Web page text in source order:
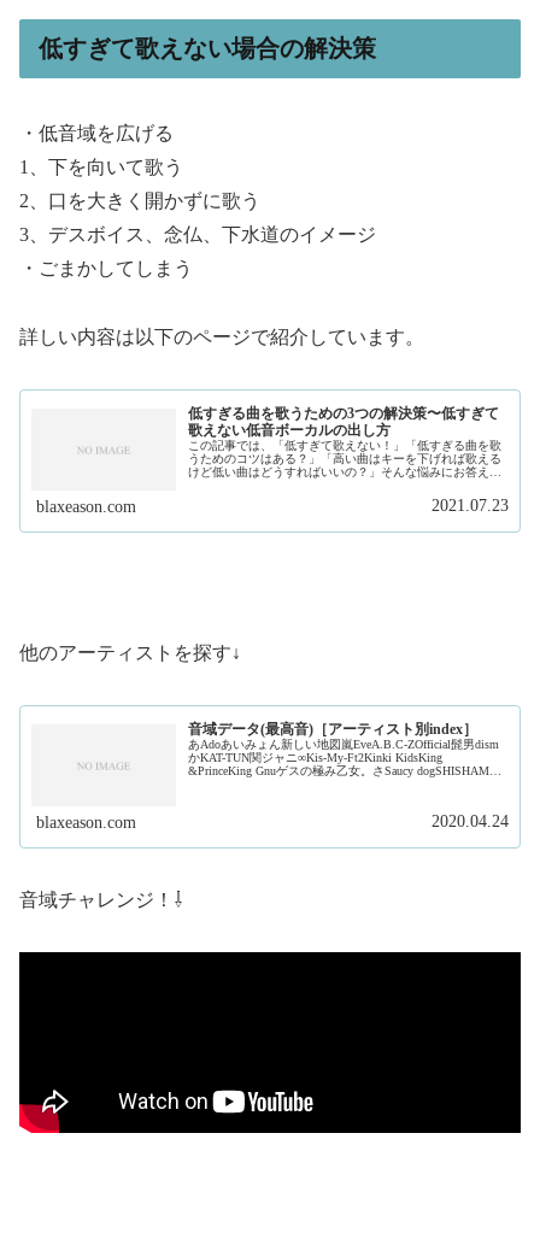
低すぎて歌えない場合の解決策
・低音域を広げる
1、下を向いて歌う
2、口を大きく開かずに歌う
3、デスボイス、念仏、下水道のイメージ
・ごまかしてしまう
詳しい内容は以下のページで紹介しています。
低すぎる曲を歌うための3つの解決策〜低すぎて
歌えない低音ボーカルの出し方
この記事では、「低すぎて歌えない！」「低すぎる曲を歌
うためのコツはある？」「高い曲はキーを下げれば歌える
けど低い曲はどうすればいいの？」そんな悩みにお答えし
blaxeason.com 2021.07.23
他のアーティストを探す↓
音域データ(最高音)［アーティスト別index］
あAdoあいみょん新しい地図嵐EveA.B.C-ZOfficial髭男dism
かKAT-TUN関ジャニ∞Kis-My-Ft2Kinki KidsKing
&PrinceKing Gnuゲスの極み乙女。さSaucy dogSHISHAMO
blaxeason.com 2020.04.24
音域チャレンジ！⇩